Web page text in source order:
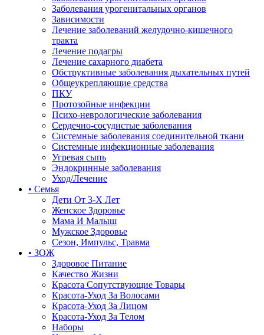
Заболевания урогенитальных органов
Зависимости
Лечение заболеваний желудочно-кишечного
тракта
Лечение подагры
Лечение сахарного диабета
Обструктивные заболевания дыхательных путей
Общеукрепляющие средства
ПКУ
Протозойные инфекции
Психо-неврологические заболевания
Сердечно-сосудистые заболевания
Системные заболевания соединительной ткани
Системные инфекционные заболевания
Угревая сыпь
Эндокринные заболевания
Уход/Лечение
• Семья
Дети От 3-Х Лет
Женское Здоровье
Мама И Малыш
Мужское Здоровье
Сезон, Импульс, Травма
• ЗОЖ
Здоровое Питание
Качество Жизни
Красота Сопутствующие Товары
Красота-Уход За Волосами
Красота-Уход За Лицом
Красота-Уход За Телом
Наборы